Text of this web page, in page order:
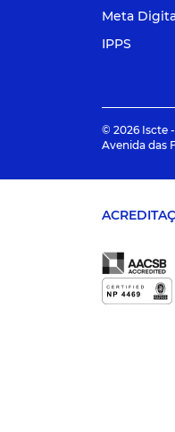
Meta
IPPS
© 2026 Iscte
Avenida das